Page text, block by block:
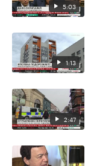
5:03
1:13
2:47